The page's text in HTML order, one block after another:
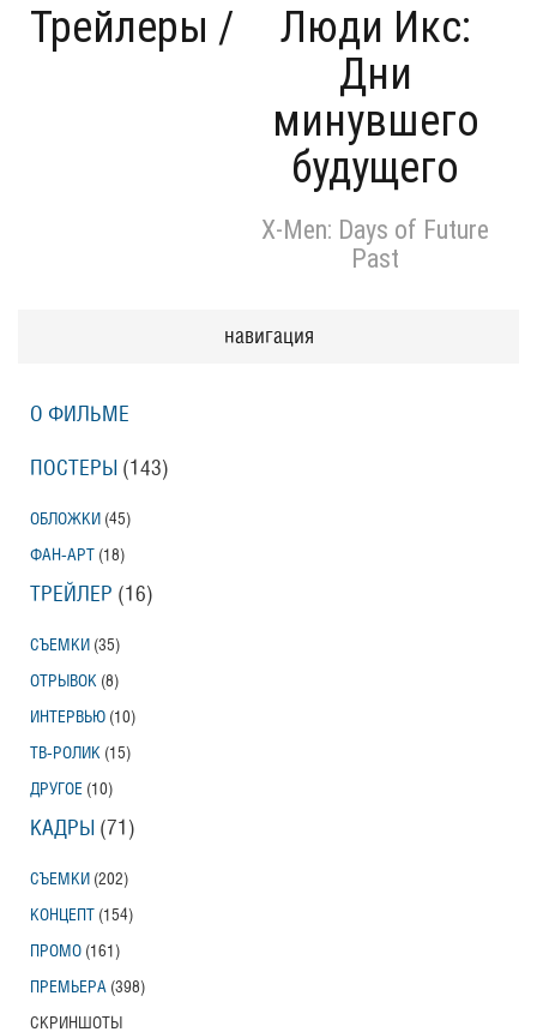
Трейлеры /
Люди Икс:
Дни
минувшего
будущего
X-Men: Days of Future
Past
Одноклассницы: Новый поворот
Призраки Элоиз
Eloise
Трейлер (на русском языке)
Призраки Элоиз
навигация
О ФИЛЬМЕ
ПОСТЕРЫ (143)
ОБЛОЖКИ (45)
ФАН-АРТ (18)
ТРЕЙЛЕР (16)
СЪЕМКИ (35)
ОТРЫВОК (8)
ИНТЕРВЬЮ (10)
ТВ-РОЛИК (15)
ДРУГОЕ (10)
КАДРЫ (71)
СЪЕМКИ (202)
КОНЦЕПТ (154)
ПРОМО (161)
ПРЕМЬЕРА (398)
СКРИНШОТЫ